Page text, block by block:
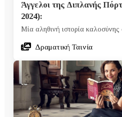
Άγγελοι της Διπλανής
2024):
Μία αληθινή ιστορία
Δραματική Ταινία